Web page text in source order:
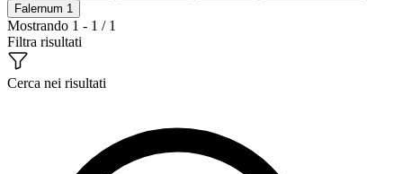
Falernum 1
Mostrando 1 - 1 / 1
Filtra risultati
Cerca nei risultati